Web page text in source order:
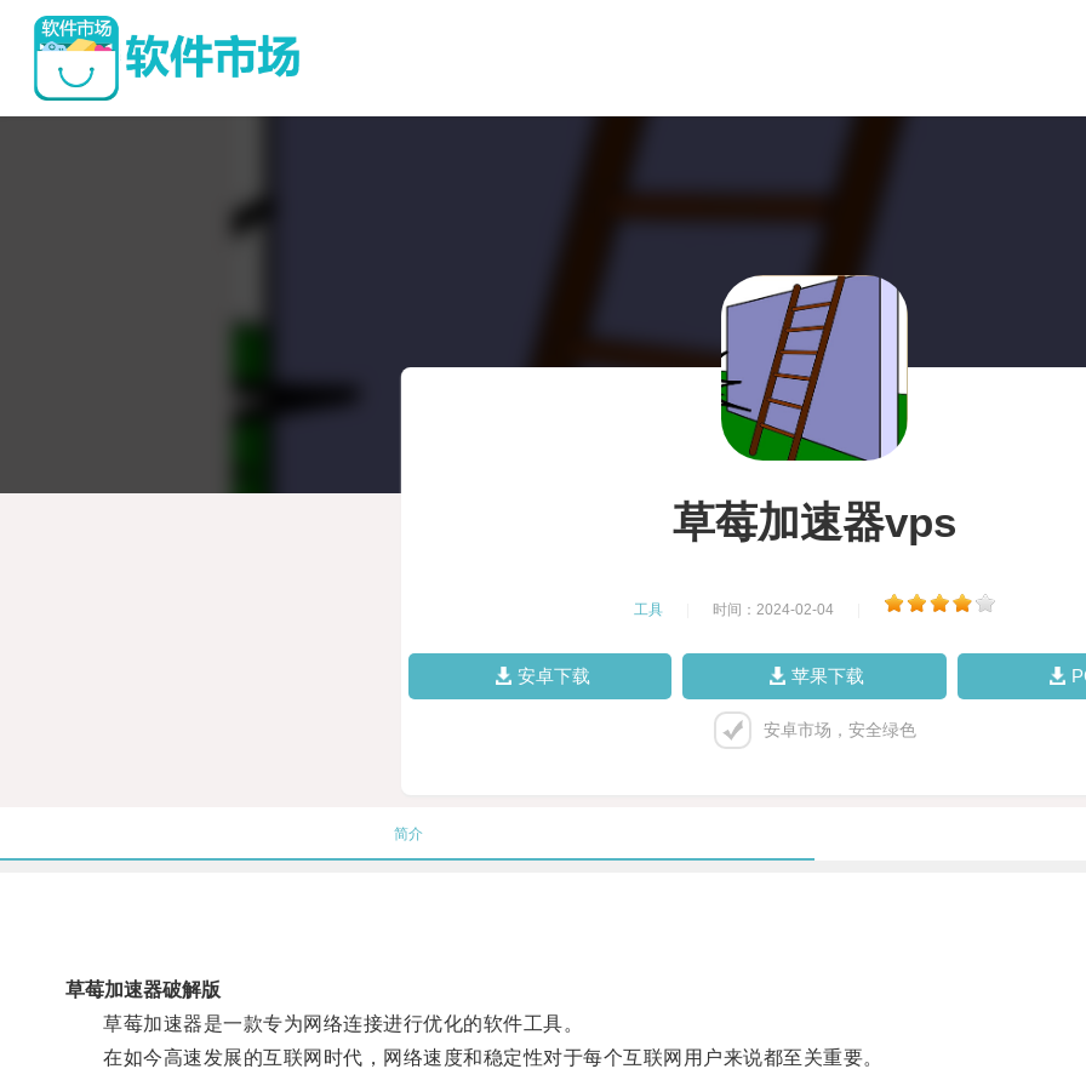
草莓加速器vps
工具 时间：2024-02-04
安卓下载 苹果下载
安卓市场，安全绿色
简介
草莓加速器破解版
草莓加速器是一款专为网络连接进行优化的软件工具。
在如今高速发展的互联网时代，网络速度和稳定性对于每个互联网用户来说都至关重要。